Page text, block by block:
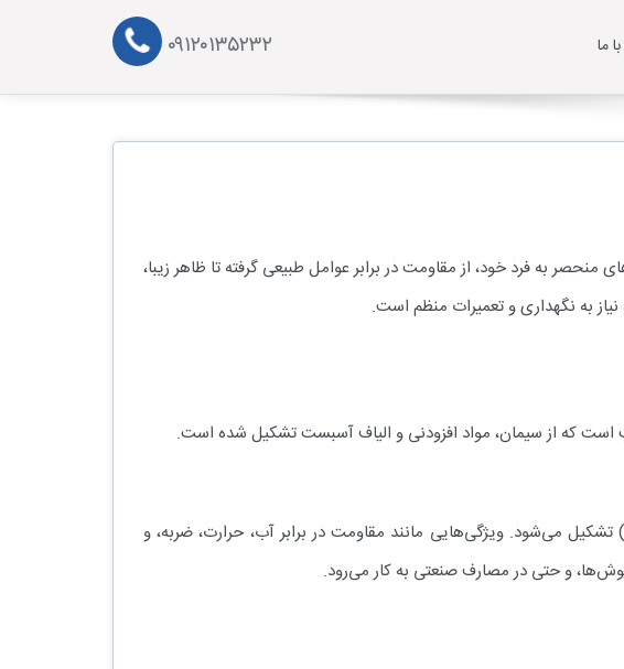
ما ۰۹۱۲۰۱۳۵۲۳۲
به فرد خود، از مقاومت در برابر عوامل طبیعی گرفته تا ظاهر زیبا،
به نگهداری و تعمیرات منظم است.
است که از سیمان، مواد افزودنی و الیاف آسبست تشکیل شده است.
می‌شود. ویژگی‌هایی مانند مقاومت در برابر آب، حرارت، ضربه، و
و حتی در مصارف صنعتی به کار می‌رود.